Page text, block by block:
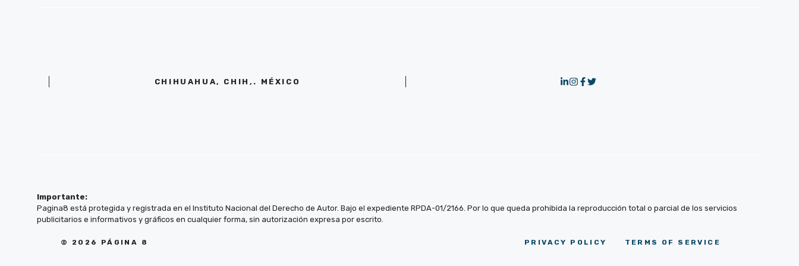
CHIHUAHUA, CHIH,. MÉXICO
Importante:
Pagina8 está protegida y registrada en el Instituto Nacional del Derecho de Autor. Bajo el expediente RPDA-01/2166. Por lo que queda prohibida la reproducción total o parcial de los servicios
publicitarios e informativos y gráficos en cualquier forma, sin autorización expresa por escrito.
© 2026 PÁGINA 8 PRIVACY POLICY TERMS OF SERVICE